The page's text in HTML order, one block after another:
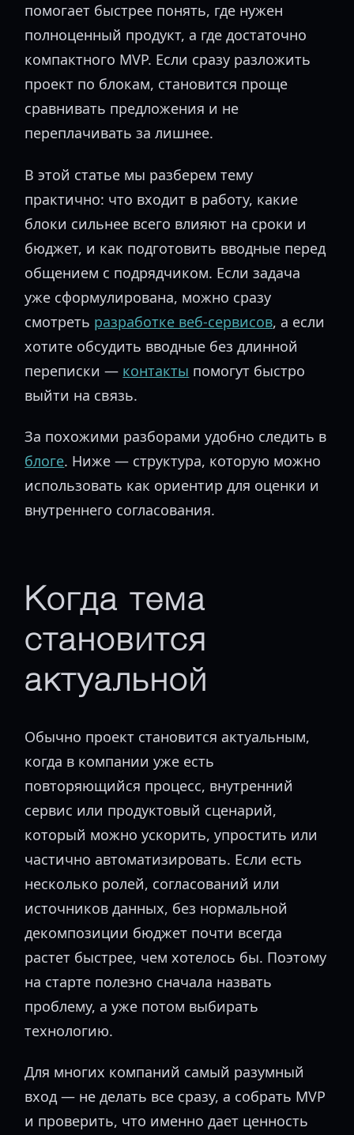
помогает быстрее понять, где нужен
полноценный продукт, а где достаточно
компактного MVP. Если сразу разложить
проект по блокам, становится проще
сравнивать предложения и не
переплачивать за лишнее.
В этой статье мы разберем тему
практично: что входит в работу, какие
блоки сильнее всего влияют на сроки и
бюджет, и как подготовить вводные перед
общением с подрядчиком. Если задача
уже сформулирована, можно сразу
смотреть разработке веб-сервисов, а если
хотите обсудить вводные без длинной
переписки — контакты помогут быстро
выйти на связь.
За похожими разборами удобно следить в
блоге. Ниже — структура, которую можно
использовать как ориентир для оценки и
внутреннего согласования.
Когда тема
становится
актуальной
Обычно проект становится актуальным,
когда в компании уже есть
повторяющийся процесс, внутренний
сервис или продуктовый сценарий,
который можно ускорить, упростить или
частично автоматизировать. Если есть
несколько ролей, согласований или
источников данных, без нормальной
декомпозиции бюджет почти всегда
растет быстрее, чем хотелось бы. Поэтому
на старте полезно сначала назвать
проблему, а уже потом выбирать
технологию.
Для многих компаний самый разумный
вход — не делать все сразу, а собрать MVP
и проверить, что именно дает ценность